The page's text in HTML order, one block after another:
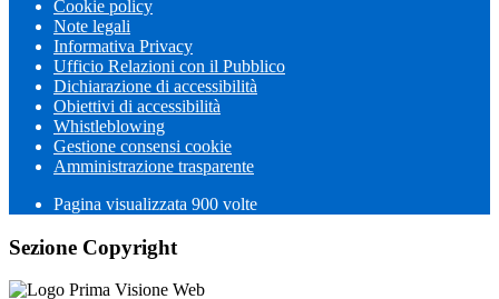
Cookie policy
Note legali
Informativa Privacy
Ufficio Relazioni con il Pubblico
Dichiarazione di accessibilità
Obiettivi di accessibilità
Whistleblowing
Gestione consensi cookie
Amministrazione trasparente
Pagina visualizzata 900 volte
Sezione Copyright